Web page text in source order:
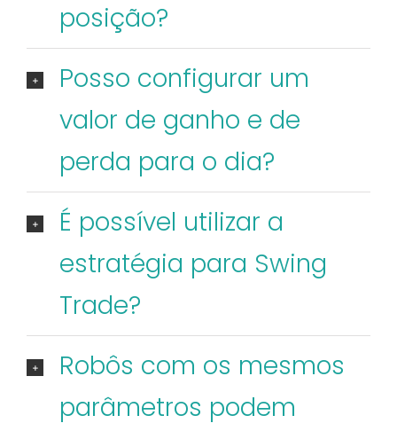
posição?
Posso configurar um
valor de ganho e de
perda para o dia?
É possível utilizar a
estratégia para Swing
Trade?
Robôs com os mesmos
parâmetros podem